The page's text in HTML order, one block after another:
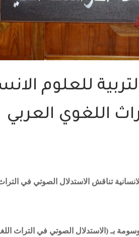
للعلوم
اللغوي العربي
تناقش الاستدلال الصوتي في
بـ ( الاستدلال الصوتي في التراث